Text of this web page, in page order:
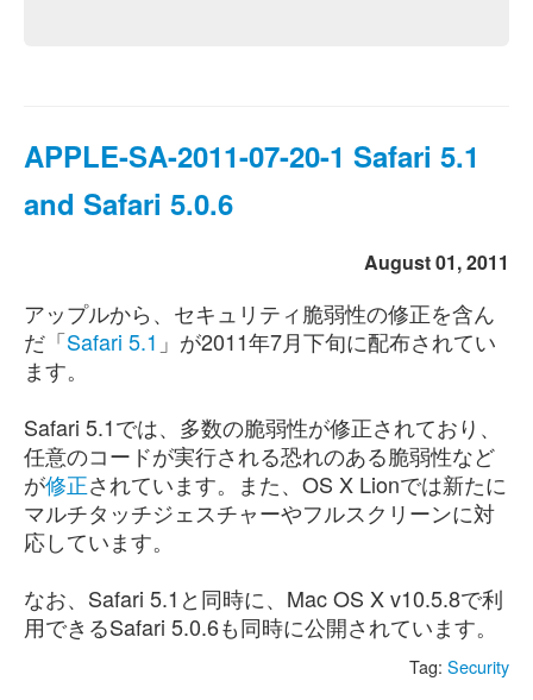
APPLE-SA-2011-07-20-1 Safari 5.1
and Safari 5.0.6
August 01, 2011
アップルから、セキュリティ脆弱性の修正を含ん
だ「Safari 5.1 」が2011年7月下旬に配布されてい
ます。
Safari 5.1では、多数の脆弱性が修正されており、
任意のコードが実行される恐れのある脆弱性など
が修正されています。また、OS X Lionでは新たに
マルチタッチジェスチャーやフルスクリーンに対
応しています。
なお、Safari 5.1と同時に、Mac OS X v10.5.8で利
用できるSafari 5.0.6も同時に公開されています。
Tag: Security